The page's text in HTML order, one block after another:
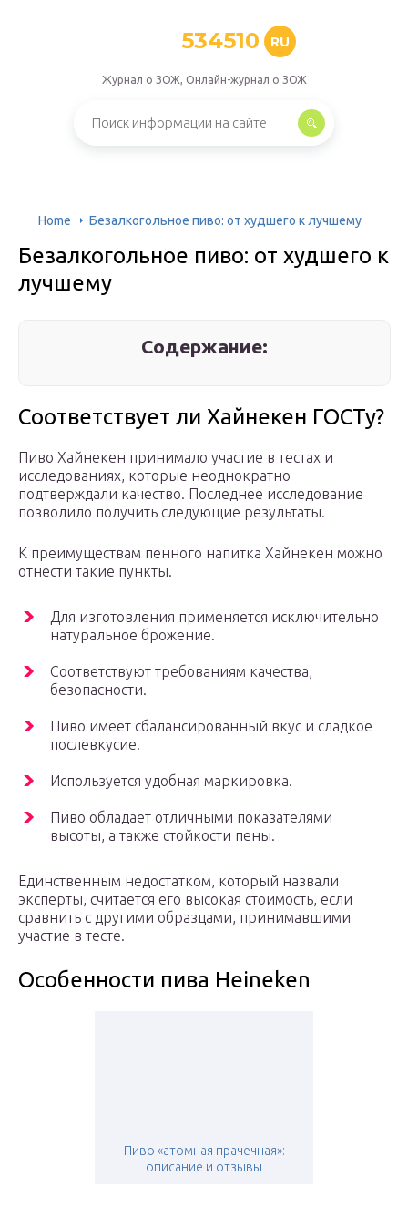
534510 RU
Журнал о ЗОЖ, Онлайн-журнал о ЗОЖ
Home Безалкогольное пиво: от худшего к лучшему
Безалкогольное пиво: от худшего к
лучшему
Содержание:
Соответствует ли Хайнекен ГОСТу?
Пиво Хайнекен принимало участие в тестах и
исследованиях, которые неоднократно
подтверждали качество. Последнее исследование
позволило получить следующие результаты.
К преимуществам пенного напитка Хайнекен можно
отнести такие пункты.
Для изготовления применяется исключительно
натуральное брожение.
Соответствуют требованиям качества,
безопасности.
Пиво имеет сбалансированный вкус и сладкое
послевкусие.
Используется удобная маркировка.
Пиво обладает отличными показателями
высоты, а также стойкости пены.
Единственным недостатком, который назвали
эксперты, считается его высокая стоимость, если
сравнить с другими образцами, принимавшими
участие в тесте.
Особенности пива Heineken
Пиво «атомная прачечная»:
описание и отзывы